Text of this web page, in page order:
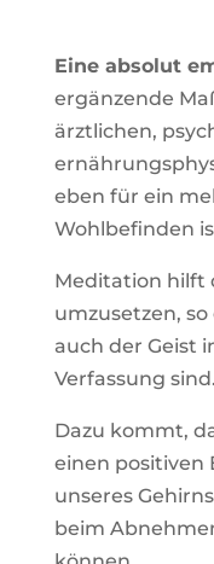
Eine absolut
ergänzende
ärztlichen,
eben für ein
Wohlbefinden
Meditation hilft
umzusetzen,
auch der Geist
Verfassung sind.
Dazu kommt,
einen positiven
unseres
beim